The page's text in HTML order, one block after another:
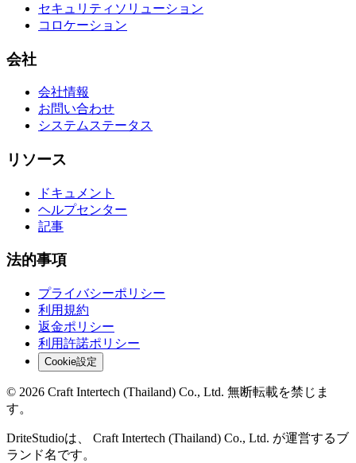
セキュリティソリューション
コロケーション
会社
会社情報
お問い合わせ
システムステータス
リソース
ドキュメント
ヘルプセンター
記事
法的事項
プライバシーポリシー
利用規約
返金ポリシー
利用許諾ポリシー
Cookie設定
© 2026 Craft Intertech (Thailand) Co., Ltd. 無断転載を禁じま
す。
DriteStudioは、 Craft Intertech (Thailand) Co., Ltd. が運営するブ
ランド名です。